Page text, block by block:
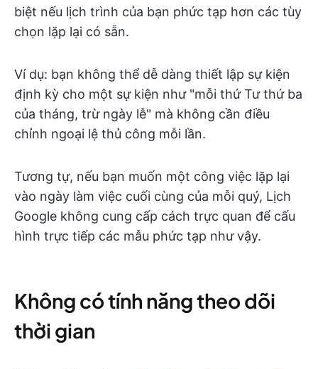
biệt nếu lịch trình của bạn phức tạp hơn các tùy
chọn lặp lại có sẵn.
Ví dụ: bạn không thể dễ dàng thiết lập sự kiện
định kỳ cho một sự kiện như "mỗi thứ Tư thứ ba
của tháng, trừ ngày lễ" mà không cần điều
chỉnh ngoại lệ thủ công mỗi lần.
Tương tự, nếu bạn muốn một công việc lặp lại
vào ngày làm việc cuối cùng của mỗi quý, Lịch
Google không cung cấp cách trực quan để cấu
hình trực tiếp các mẫu phức tạp như vậy.
Không có tính năng theo dõi
thời gian